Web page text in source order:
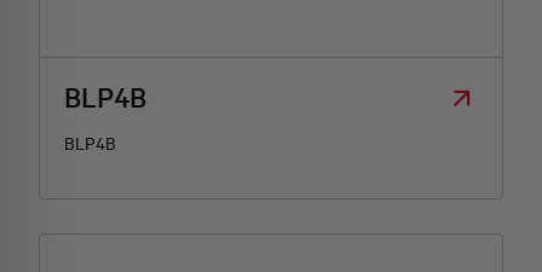
BLP4B
BLP4B
HQ & TEAM
ATTIVITÀ E MERCATI